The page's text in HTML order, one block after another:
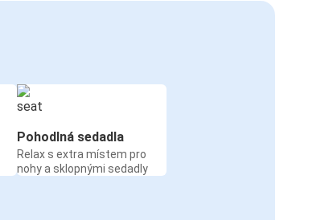
Pohodlná sedadla
Relax s extra místem pro
nohy a sklopnými sedadly